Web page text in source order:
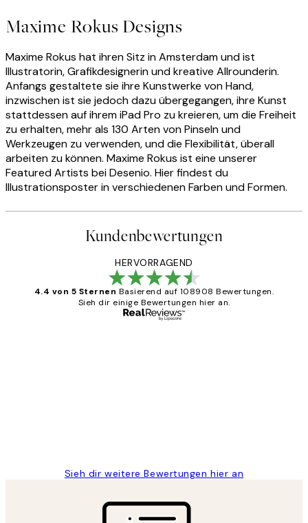
Maxime Rokus Designs
Maxime Rokus hat ihren Sitz in Amsterdam und ist
Illustratorin, Grafikdesignerin und kreative Allrounderin.
Anfangs gestaltete sie ihre Kunstwerke von Hand,
inzwischen ist sie jedoch dazu übergegangen, ihre Kunst
stattdessen auf ihrem iPad Pro zu kreieren, um die Freiheit
zu erhalten, mehr als 130 Arten von Pinseln und
Werkzeugen zu verwenden, und die Flexibilität, überall
arbeiten zu können. Maxime Rokus ist eine unserer
Featured Artists bei Desenio. Hier findest du
Illustrationsposter in verschiedenen Farben und Formen.
Kundenbewertungen
HERVORRAGEND
4.4 von 5 Sternen Basierend auf 108908 Bewertungen.
Sieh dir einige Bewertungen hier an.
Sieh dir weitere Bewertungen hier an